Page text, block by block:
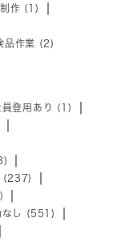
作 (1)
品作業 (2)
員登用あり (1)
(237)
なし (551)